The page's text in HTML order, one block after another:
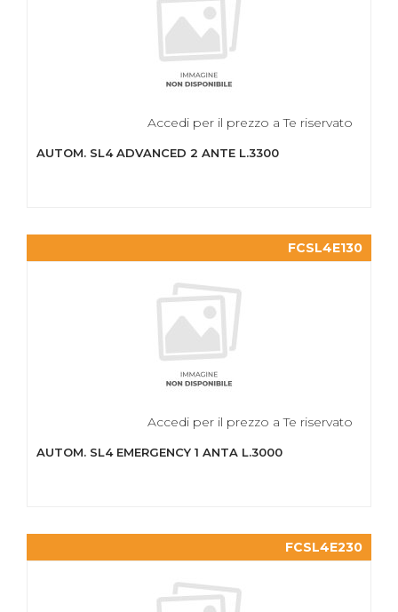
Accedi per il prezzo a Te riservato
AUTOM. SL4 ADVANCED 2 ANTE L.3300
FCSL4E130
Accedi per il prezzo a Te riservato
AUTOM. SL4 EMERGENCY 1 ANTA L.3000
FCSL4E230